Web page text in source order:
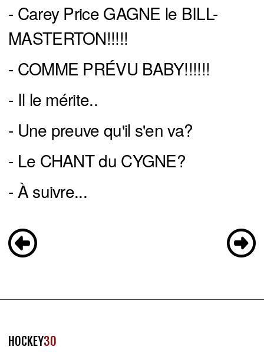
- Carey Price GAGNE le BILL-
MASTERTON!!!!!
- COMME PRÉVU BABY!!!!!!
- Il le mérite..
- Une preuve qu'il s'en va?
- Le CHANT du CYGNE?
- À suivre...
HOCKEY30